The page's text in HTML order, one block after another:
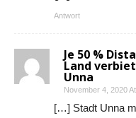
Antwort
Je 50 %
Land
Unna
November 4, 2020
[…] Stadt Unna